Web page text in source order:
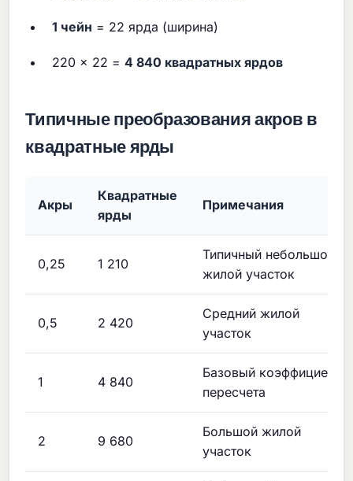
1 чейн = 22 ярда (ширина)
220 × 22 =4 840 квадратных ярдов
Типичные преобразования акров в
квадратные ярды
Акры
Квадратные
ярды
Примечания
0,25 1 210
Типичный небольшой
жилой участок
0,5 2 420
Средний жилой
участок
1 4 840
Базовый коэффициент
пересчета
2 9 680
Большой жилой
участок